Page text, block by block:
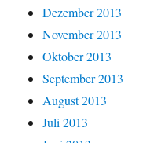
Dezember 2013
November 2013
Oktober 2013
September 2013
August 2013
Juli 2013